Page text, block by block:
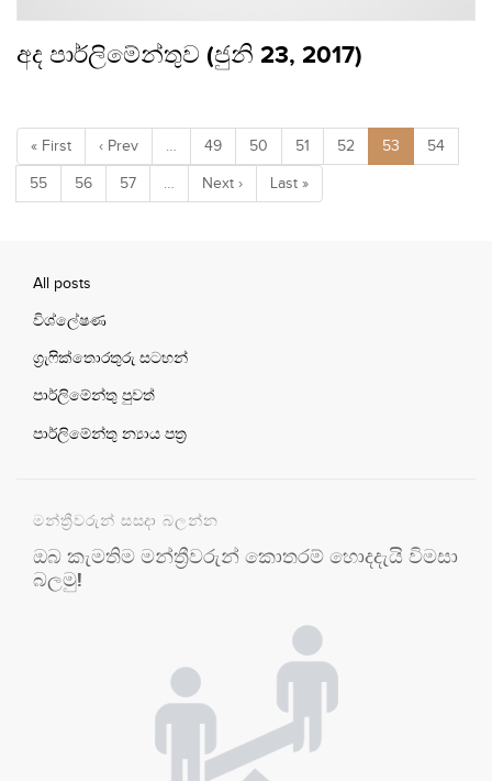
අද පාර්ලිමේන්තුව (ජුනි 23, 2017)
« First ‹ Prev … 49 50 51 52 53 54
55 56 57 … Next › Last »
All posts
විශ්ලේෂණ
ග්‍රැෆික්තොරතුරු සටහන්
පාර්ලිමේන්තු පුවත්
පාර්ලිමේන්තු න්‍යාය පත්‍ර
මන්ත්‍රීවරුන් සසදා බලන්න
ඔබ කැමතිම මන්ත්‍රීවරුන් කොතරම් හොදදැයි විමසා
බලමු!